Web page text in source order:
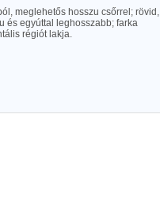
meglehetős hosszu csőrrel; rövid,
és egyúttal leghosszabb; farka
régiót lakja.